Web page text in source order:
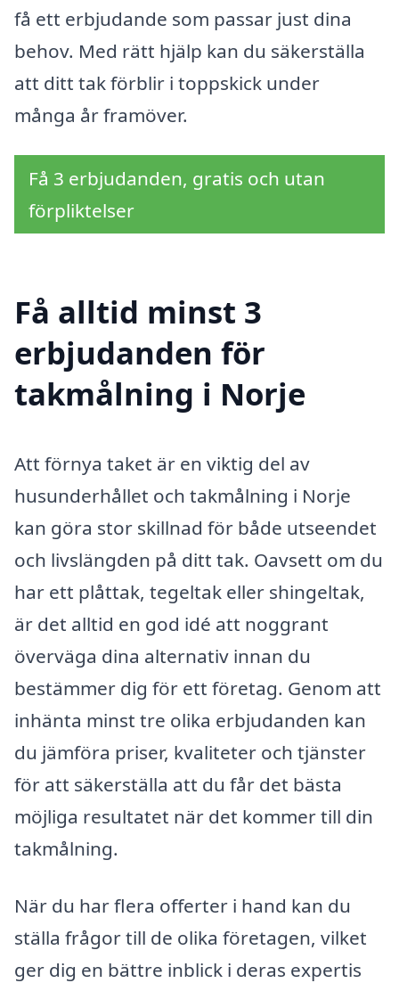
få ett erbjudande som passar just dina
behov. Med rätt hjälp kan du säkerställa
att ditt tak förblir i toppskick under
många år framöver.
Få 3 erbjudanden, gratis och utan
förpliktelser
Få alltid minst 3
erbjudanden för
takmålning i Norje
Att förnya taket är en viktig del av
husunderhållet och takmålning i Norje
kan göra stor skillnad för både utseendet
och livslängden på ditt tak. Oavsett om du
har ett plåttak, tegeltak eller shingeltak,
är det alltid en god idé att noggrant
överväga dina alternativ innan du
bestämmer dig för ett företag. Genom att
inhänta minst tre olika erbjudanden kan
du jämföra priser, kvaliteter och tjänster
för att säkerställa att du får det bästa
möjliga resultatet när det kommer till din
takmålning.
När du har flera offerter i hand kan du
ställa frågor till de olika företagen, vilket
ger dig en bättre inblick i deras expertis